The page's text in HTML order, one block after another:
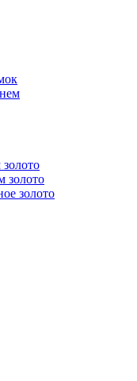
золото
золото